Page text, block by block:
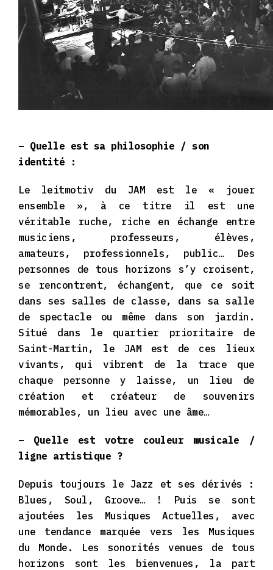
– Quelle est sa philosophie / son
identité :
Le leitmotiv du JAM est le « jouer
ensemble », à ce titre il est une
véritable ruche, riche en échange entre
musiciens, professeurs, élèves,
amateurs, professionnels, public… Des
personnes de tous horizons s’y croisent,
se rencontrent, échangent, que ce soit
dans ses salles de classe, dans sa salle
de spectacle ou même dans son jardin.
Situé dans le quartier prioritaire de
Saint-Martin, le JAM est de ces lieux
vivants, qui vibrent de la trace que
chaque personne y laisse, un lieu de
création et créateur de souvenirs
mémorables, un lieu avec une âme…
– Quelle est votre couleur musicale /
ligne artistique ?
Depuis toujours le Jazz et ses dérivés :
Blues, Soul, Groove… ! Puis se sont
ajoutées les Musiques Actuelles, avec
une tendance marquée vers les Musiques
du Monde. Les sonorités venues de tous
horizons sont les bienvenues, la part